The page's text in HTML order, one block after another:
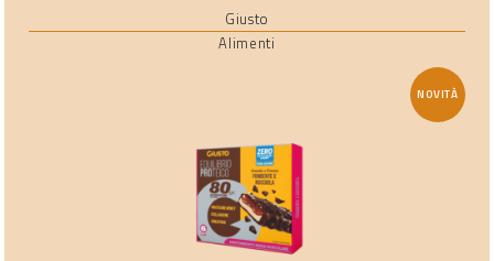
Giusto
Alimenti
NOVITÀ